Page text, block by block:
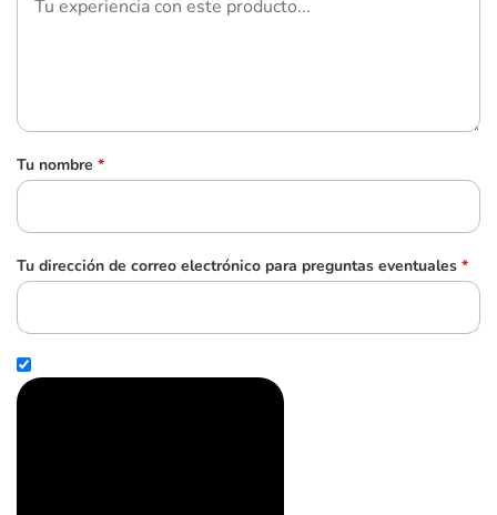
Tu nombre *
Tu dirección de correo electrónico para preguntas eventuales *